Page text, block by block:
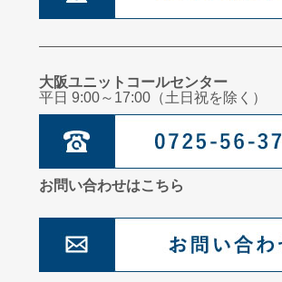
大阪ユニットコールセンター
平日 9:00～17:00（土日祝を除く）
お問い合わせはこちら